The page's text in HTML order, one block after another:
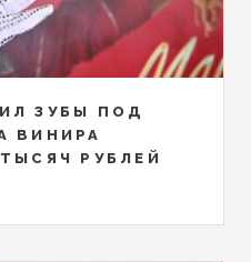
ЗУБЫ ПОД
ВИНИРА
РУБЛЕЙ